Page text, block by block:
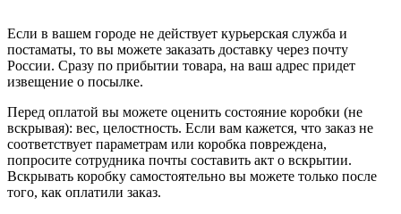
Если в вашем городе не действует курьерская служба и
постаматы, то вы можете заказать доставку через почту
России. Сразу по прибытии товара, на ваш адрес придет
извещение о посылке.
Перед оплатой вы можете оценить состояние коробки (не
вскрывая): вес, целостность. Если вам кажется, что заказ не
соответствует параметрам или коробка повреждена,
попросите сотрудника почты составить акт о вскрытии.
Вскрывать коробку самостоятельно вы можете только после
того, как оплатили заказ.